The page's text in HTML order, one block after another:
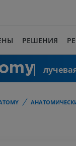
РЕШЕНИЯ